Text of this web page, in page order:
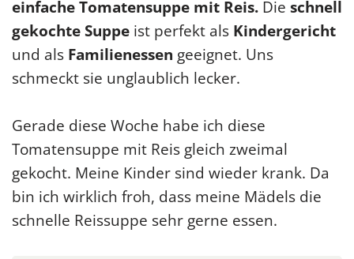
einfache Tomatensuppe mit Reis. Die schnell
gekochte Suppe ist perfekt als Kindergericht
und als Familienessen geeignet. Uns
schmeckt sie unglaublich lecker.
Gerade diese Woche habe ich diese
Tomatensuppe mit Reis gleich zweimal
gekocht. Meine Kinder sind wieder krank. Da
bin ich wirklich froh, dass meine Mädels die
schnelle Reissuppe sehr gerne essen.